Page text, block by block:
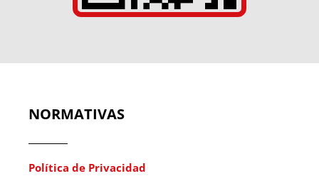
NORMATIVAS
Política de Privacidad